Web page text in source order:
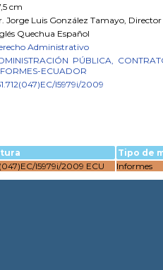
cm
Jorge Luis González Tamayo,
Quechua Español
Administrativo
PÚBLICA,
ECUADOR
I5979i/2009
Tipo de
I5979i/2009 ECU Informes